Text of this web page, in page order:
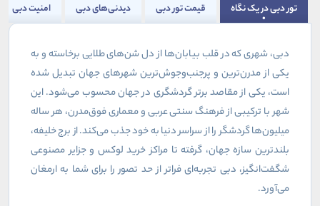
تور دبی در یک نگاه قیمت تور دبی دیدنی‌های دبی امنیت دبی
دبی، شهری که در قلب بیابان‌ها از دل شن‌های طلایی برخاسته و به
یکی از مدرن‌ترین و پرجنب‌وجوش‌ترین شهرهای جهان تبدیل شده
است، یکی از مقاصد برتر گردشگری در جهان محسوب می‌شود. این
شهر با ترکیبی از فرهنگ سنتی عربی و معماری فوق‌مدرن، هر ساله
میلیون‌ها گردشگر را از سراسر دنیا به خود جذب می‌کند. از برج خلیفه،
بلندترین سازه جهان، گرفته تا مراکز خرید لوکس و جزایر مصنوعی
شگفت‌انگیز، دبی تجربه‌ای فراتر از حد تصور را برای شما به ارمغان
می‌آورد.